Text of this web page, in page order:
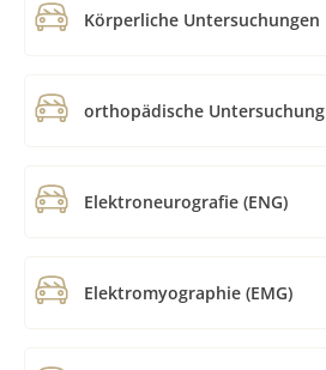
Körperliche Untersuchungen
orthopädische Untersuchung
Elektroneurografie (ENG)
Elektromyographie (EMG)